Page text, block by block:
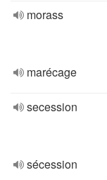
morass
marécage
secession
sécession